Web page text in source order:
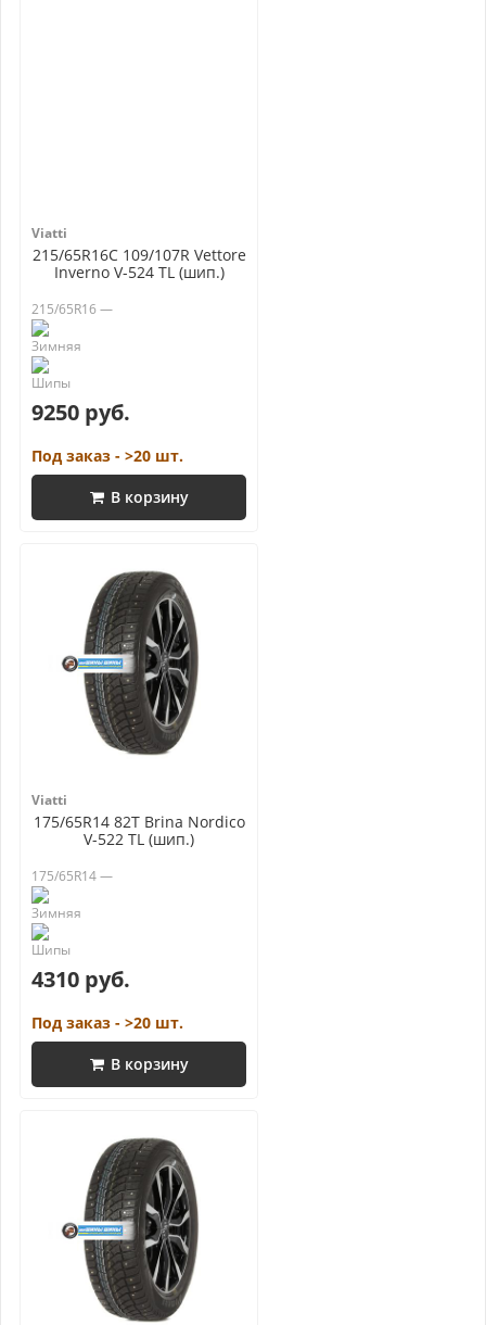
Viatti
215/65R16C 109/107R Vettore
Inverno V-524 TL (шип.)
215/65R16 —
9250 руб.
Под заказ - >20 шт.
В корзину
Viatti
175/65R14 82T Brina Nordico
V-522 TL (шип.)
175/65R14 —
4310 руб.
Под заказ - >20 шт.
В корзину